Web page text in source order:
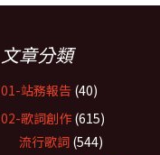
文章分類
01-站務報告 (40)
02-歌詞創作 (615)
流行歌詞 (544)